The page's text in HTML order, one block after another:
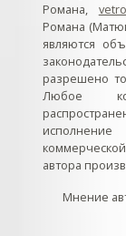
Романа,
Романа
являются
разрешено
Любое
автора
Мнение